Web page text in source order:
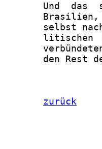
Und  das
selbst
litischen
den Rest
zurück